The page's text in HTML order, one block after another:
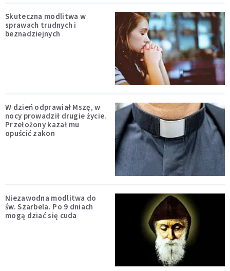
Skuteczna modlitwa w
sprawach trudnych i
beznadziejnych
W dzień odprawiał Mszę, w
nocy prowadził drugie życie.
Przełożony kazał mu
opuścić zakon
Niezawodna modlitwa do
św. Szarbela. Po 9 dniach
mogą dziać się cuda